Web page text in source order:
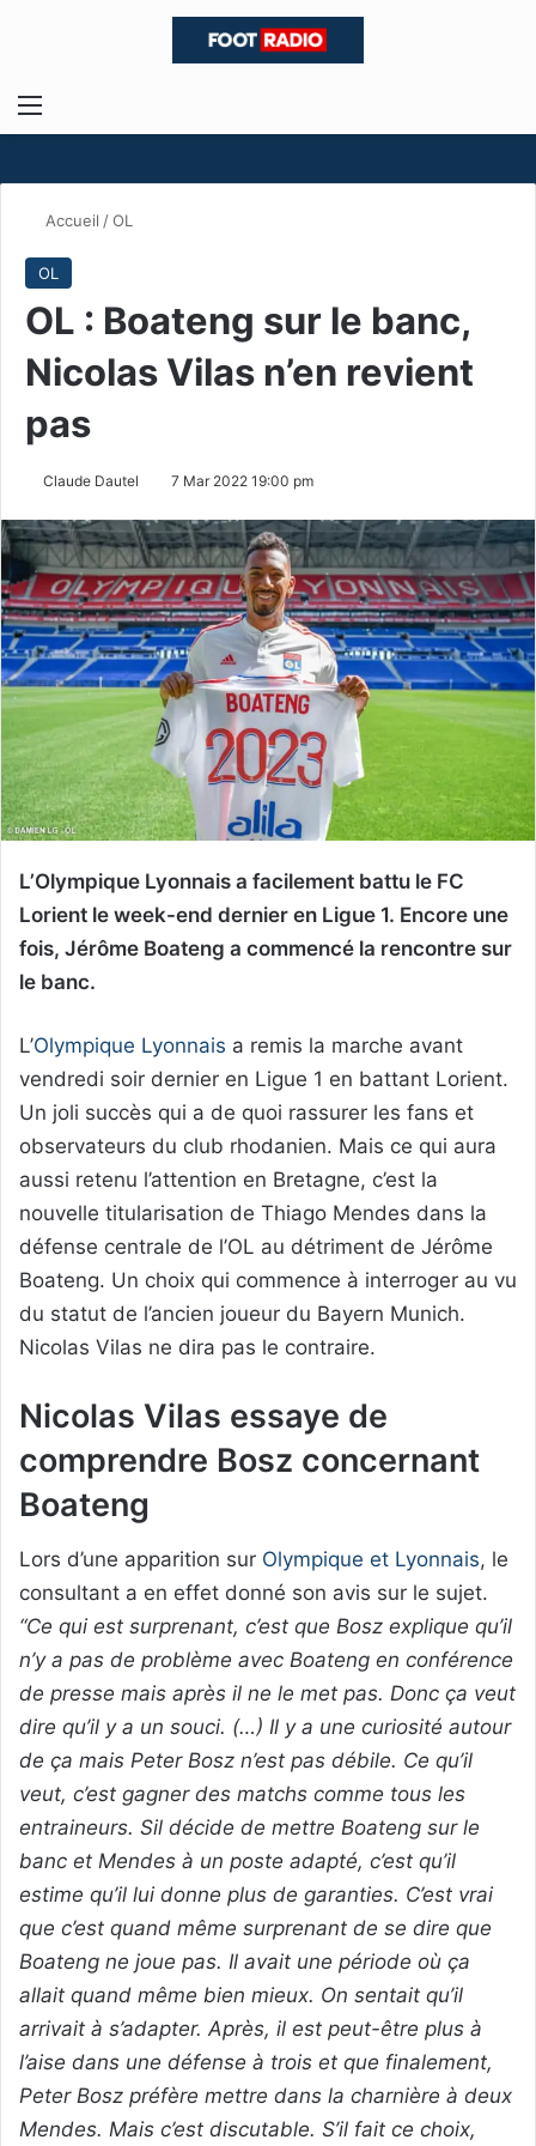
Menu
Accueil /OL
OL
OL : Boateng sur le banc,
Nicolas Vilas n’en revient
pas
Claude Dautel 7 Mar 2022 19:00 pm
L’Olympique Lyonnais a facilement battu le FC
Lorient le week-end dernier en Ligue 1. Encore une
fois, Jérôme Boateng a commencé la rencontre sur
le banc.
L’Olympique Lyonnais a remis la marche avant
vendredi soir dernier en Ligue 1 en battant Lorient.
Un joli succès qui a de quoi rassurer les fans et
observateurs du club rhodanien. Mais ce qui aura
aussi retenu l’attention en Bretagne, c’est la
nouvelle titularisation de Thiago Mendes dans la
défense centrale de l’OL au détriment de Jérôme
Boateng. Un choix qui commence à interroger au vu
du statut de l’ancien joueur du Bayern Munich.
Nicolas Vilas ne dira pas le contraire.
Nicolas Vilas essaye de
comprendre Bosz concernant
Boateng
Lors d’une apparition sur Olympique et Lyonnais, le
consultant a en effet donné son avis sur le sujet.
“Ce qui est surprenant, c’est que Bosz explique qu’il
n’y a pas de problème avec Boateng en conférence
de presse mais après il ne le met pas. Donc ça veut
dire qu’il y a un souci. (…) Il y a une curiosité autour
de ça mais Peter Bosz n’est pas débile. Ce qu’il
veut, c’est gagner des matchs comme tous les
entraineurs. Sil décide de mettre Boateng sur le
banc et Mendes à un poste adapté, c’est qu’il
estime qu’il lui donne plus de garanties. C’est vrai
que c’est quand même surprenant de se dire que
Boateng ne joue pas. Il avait une période où ça
allait quand même bien mieux. On sentait qu’il
arrivait à s’adapter. Après, il est peut-être plus à
l’aise dans une défense à trois et que finalement,
Peter Bosz préfère mettre dans la charnière à deux
Mendes. Mais c’est discutable. S’il fait ce choix,